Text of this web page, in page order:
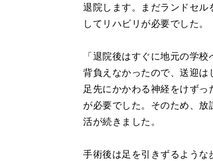
退院します。まだランドセ
してリハビリが必要でした。
「退院後はすぐに地元の学
背負えなかったので、送迎
足先にかかわる神経をけず
が必要でした。そのため、
活が続きました。
手術後は足を引きずるよう